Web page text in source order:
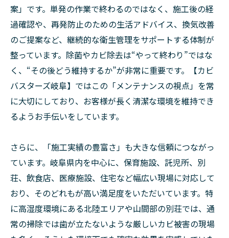
案」です。単発の作業で終わるのではなく、施工後の経
過確認や、再発防止のための生活アドバイス、換気改善
のご提案など、継続的な衛生管理をサポートする体制が
整っています。除菌やカビ除去は“やって終わり”ではな
く、“その後どう維持するか”が非常に重要です。【カビ
バスターズ岐阜】ではこの「メンテナンスの視点」を常
に大切にしており、お客様が長く清潔な環境を維持でき
るようお手伝いをしています。
さらに、「施工実績の豊富さ」も大きな信頼につながっ
ています。岐阜県内を中心に、保育施設、託児所、別
荘、飲食店、医療施設、住宅など幅広い現場に対応して
おり、そのどれもが高い満足度をいただいています。特
に高湿度環境にある北陸エリアや山間部の別荘では、通
常の掃除では歯が立たないような厳しいカビ被害の現場